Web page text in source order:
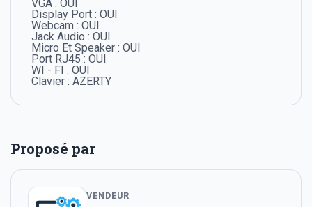
VGA : OUI
Display Port : OUI
Webcam : OUI
Jack Audio : OUI
Micro Et Speaker : OUI
Port RJ45 : OUI
WI - FI : OUI
Clavier : AZERTY
Proposé par
VENDEUR